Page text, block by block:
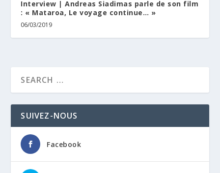
Interview | Andreas Siadimas parle de son film
: « Mataroa, Le voyage continue… »
06/03/2019
SUIVEZ-NOUS
Facebook